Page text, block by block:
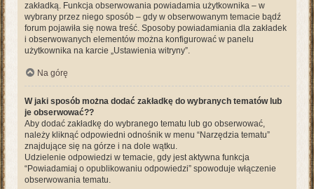
zakładką. Funkcja obserwowania powiadamia użytkownika – w
wybrany przez niego sposób – gdy w obserwowanym temacie bądź
forum pojawiła się nowa treść. Sposoby powiadamiania dla zakładek
i obserwowanych elementów można konfigurować w panelu
użytkownika na karcie „Ustawienia witryny”.
Na górę
W jaki sposób można dodać zakładkę do wybranych tematów lub
je obserwować??
Aby dodać zakładkę do wybranego tematu lub go obserwować,
należy kliknąć odpowiedni odnośnik w menu “Narzędzia tematu”
znajdujące się na górze i na dole wątku.
Udzielenie odpowiedzi w temacie, gdy jest aktywna funkcja
“Powiadamiaj o opublikowaniu odpowiedzi” spowoduje włączenie
obserwowania tematu.